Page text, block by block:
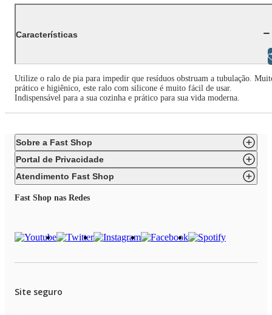
Características
Utilize o ralo de pia para impedir que resíduos obstruam a tubulação.
prático e higiênico, este ralo com silicone é muito fácil de usar.
Indispensável para a sua cozinha e prático para sua vida moderna.
Sobre a Fast Shop
Portal de Privacidade
Atendimento Fast Shop
Fast Shop nas Redes
Site seguro